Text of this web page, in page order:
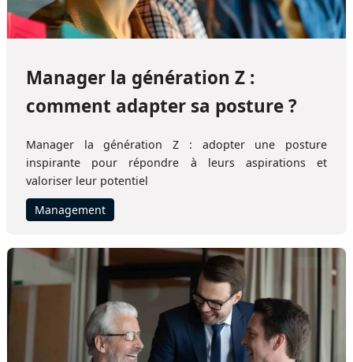
Manager la génération Z :
comment adapter sa posture ?
Manager la génération Z : adopter une posture
inspirante pour répondre à leurs aspirations et
valoriser leur potentiel
Management